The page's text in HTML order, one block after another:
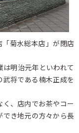
菊水総本店」が閉店
は明治元年といわれて
将である楠木正成を
、店内でお茶やコー
でき地元の方々から長